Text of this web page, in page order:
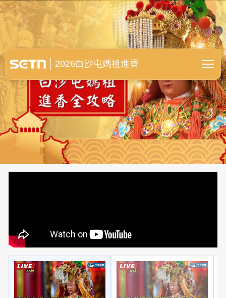
白沙屯媽祖進香全紀錄
2026白沙屯媽祖進香